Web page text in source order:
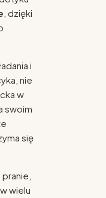
, dzięki
i
nie
w
swoim
się
wielu